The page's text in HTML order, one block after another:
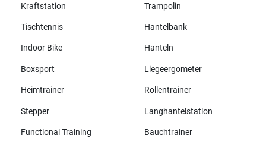
Kraftstation Trampolin
Tischtennis Hantelbank
Indoor Bike Hanteln
Boxsport Liegeergometer
Heimtrainer Rollentrainer
Stepper Langhantelstation
Functional Training Bauchtrainer